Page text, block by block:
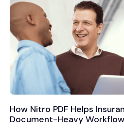
How Nitro PDF Helps
Document-Heavy